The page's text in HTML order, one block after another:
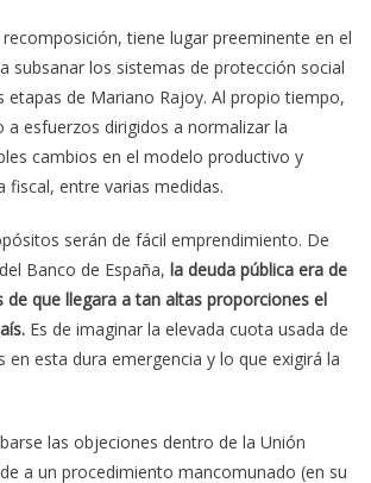
tiene lugar preeminente en el
subsanar los sistemas de protección social
etapas de Mariano Rajoy. Al propio tiempo,
a esfuerzos dirigidos a normalizar la
cambios en el modelo productivo y
fiscal, entre varias medidas.
serán de fácil emprendimiento. De
Banco de España, la deuda pública era de
de que llegara a tan altas proporciones el
Es de imaginar la elevada cuota usada de
esta dura emergencia y lo que exigirá la
las objeciones dentro de la Unión
a un procedimiento mancomunado (en su